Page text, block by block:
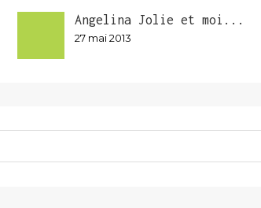
Angelina Jolie et moi...
27 mai 2013